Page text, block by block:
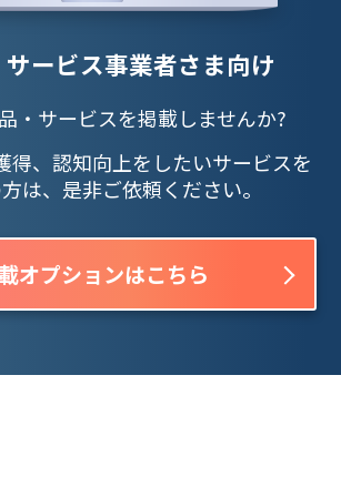
ービス事業者さま向け
・サービスを掲載しませんか?
得、認知向上をしたいサービスを
は、是非ご依頼ください。
オプションはこちら